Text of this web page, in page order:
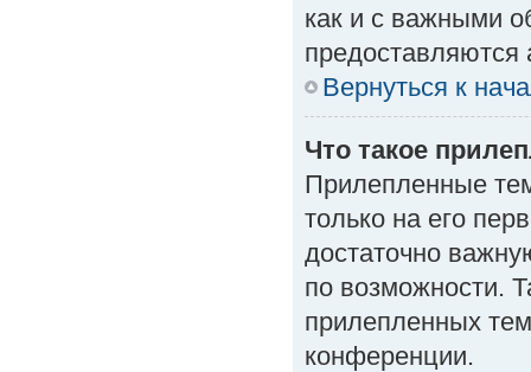
как и с важными
предоставляются
Вернуться к
Что такое
Прилепленные
только на его
достаточно
по возможности.
прилепленных
конференции.